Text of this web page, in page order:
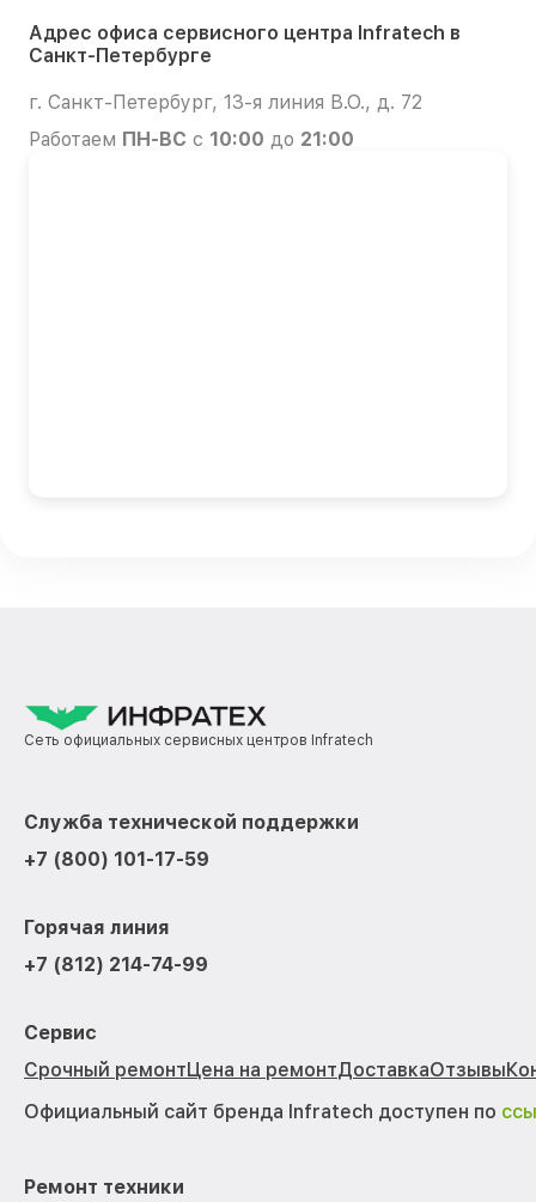
Адрес офиса сервисного центра Infratech в
Санкт-Петербурге
г. Санкт-Петербург, 13-я линия В.О., д. 72
Работаем ПН-ВС с 10:00 до 21:00
Сеть официальных сервисных центров Infratech
Служба технической поддержки
+7 (800) 101-17-59
Горячая линия
+7 (812) 214-74-99
Сервис
Срочный ремонтЦена на ремонтДоставкаОтзывы
Официальный сайт бренда Infratech доступен по
Ремонт техники